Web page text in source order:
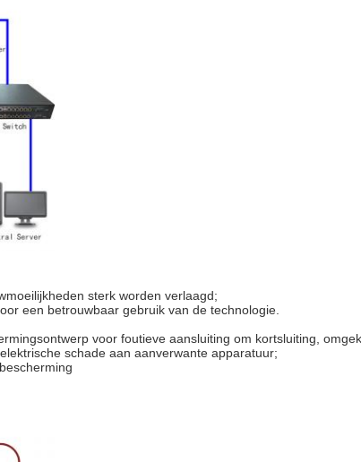
sterk worden verlaagd;
een betrouwbaar gebruik van de technologie.
voor foutieve aansluiting om kortsluiting,
schade aan aanverwante apparatuur;